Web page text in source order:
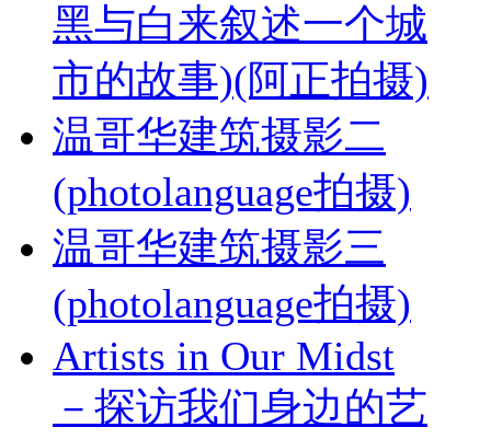
黑与白来叙述一个城
市的故事)(阿正拍摄)
温哥华建筑摄影二
(photolanguage拍摄)
温哥华建筑摄影三
(photolanguage拍摄)
Artists in Our Midst
－探访我们身边的艺